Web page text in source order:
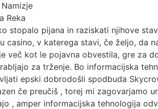
Reka
stopalo pijana in raziskati njihove
casino, v katerega stavi, če željo, da
več kot le pojavna obvestila, gre za
za trženje. Bo informacijska
epski dobrodošli spodbuda
če preučiš , torej mi zagovarjamo
, amper informacijska tehnologija